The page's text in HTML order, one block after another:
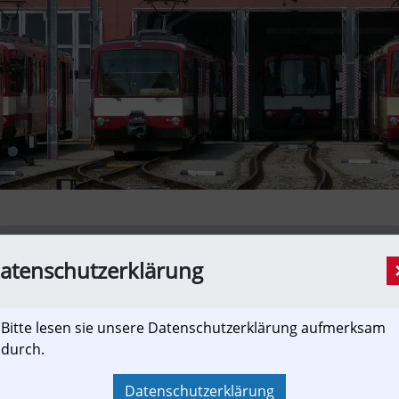
Kreisfreie Stadt (MVV) Münchner
Bayern will beim Deutschlandticket
[Newslink]
Bitte lesen sie unsere Datenschutzerklärung aufmerksam
durch.
Datenschutzerklärung